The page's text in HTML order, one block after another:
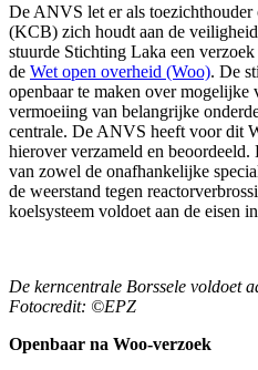
De ANVS let er als toezichthouder
(KCB) zich houdt aan de
stuurde Stichting Laka een
de Wet open overheid (Woo). De
openbaar te maken over mogelijke
vermoeiing van belangrijke
centrale. De ANVS heeft voor dit
hierover verzameld en
van zowel de onafhankelijke
de weerstand tegen
koelsysteem voldoet aan de eisen
De kerncentrale Borssele voldoet
Fotocredit: ©EPZ
Openbaar na Woo-verzoek